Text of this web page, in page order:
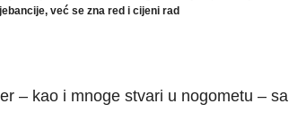
već se zna red i cijeni rad
– kao i mnoge stvari u nogometu – sa